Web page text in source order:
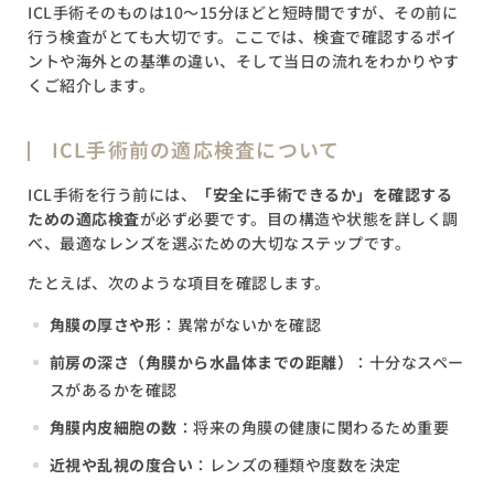
ICL手術そのものは10〜15分ほどと短時間ですが、その前に
行う検査がとても大切です。ここでは、検査で確認するポイ
ントや海外との基準の違い、そして当日の流れをわかりやす
くご紹介します。
ICL手術前の適応検査について
ICL手術を行う前には、
「安全に手術できるか」を確認する
ための適応検査が必ず必要です。目の構造や状態を詳しく調
べ、最適なレンズを選ぶための大切なステップです。
たとえば、次のような項目を確認します。
角膜の厚さや形 ：異常がないかを確認
前房の深さ（角膜から水晶体までの距離）
：十分なスペー
スがあるかを確認
角膜内皮細胞の数 ：将来の角膜の健康に関わるため重要
近視や乱視の度合い ：レンズの種類や度数を決定